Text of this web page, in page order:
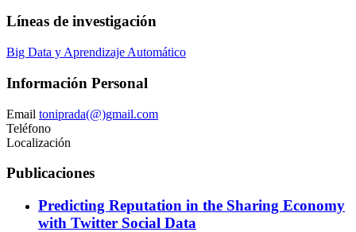
Líneas de investigación
Big Data y Aprendizaje Automático
Información Personal
Email toniprada(@)gmail.com
Teléfono
Localización
Publicaciones
Predicting Reputation in the Sharing Economy
with Twitter Social Data